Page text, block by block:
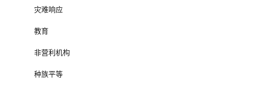
灾难响应
教育
非营利机构
种族平等